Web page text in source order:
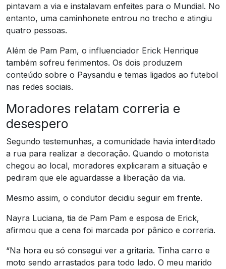
pintavam a via e instalavam enfeites para o Mundial. No
entanto, uma caminhonete entrou no trecho e atingiu
quatro pessoas.
Além de Pam Pam, o influenciador Erick Henrique
também sofreu ferimentos. Os dois produzem
conteúdo sobre o Paysandu e temas ligados ao futebol
nas redes sociais.
Moradores relatam correria e
desespero
Segundo testemunhas, a comunidade havia interditado
a rua para realizar a decoração. Quando o motorista
chegou ao local, moradores explicaram a situação e
pediram que ele aguardasse a liberação da via.
Mesmo assim, o condutor decidiu seguir em frente.
Nayra Luciana, tia de Pam Pam e esposa de Erick,
afirmou que a cena foi marcada por pânico e correria.
“Na hora eu só consegui ver a gritaria. Tinha carro e
moto sendo arrastados para todo lado. O meu marido